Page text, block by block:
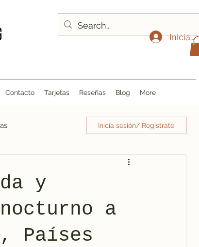
Iniciar
Contacto Tarjetas Reseñas Blog More
Inicia sesión/ Regístrate
y
a
Países